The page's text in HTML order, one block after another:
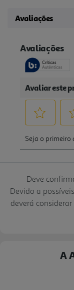
Avaliações
Deve
Devido a
deverá
A